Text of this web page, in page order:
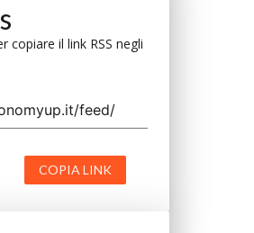
copiare il link RSS negli
COPIA LINK